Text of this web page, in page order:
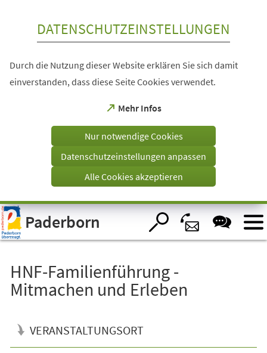
Visuelle
Assistenzsoftware
öffnen.
DATENSCHUTZEINSTELLUNGEN
Durch die Nutzung dieser Website erklären Sie sich damit
einverstanden, dass diese Seite Cookies verwendet.
Mehr Infos
(Öffnet
einem
Tab)
Nur notwendige Cookies
Datenschutzeinstellungen anpassen
Alle Cookies akzeptieren
Paderborn
HNF-Familienführung -
Mitmachen und Erleben
VERANSTALTUNGSORT